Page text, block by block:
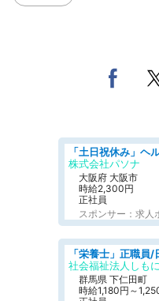
株式会社パソナ
大阪府 大阪市
時給2,300円
正社員
スポンサー：求人
群馬県 下仁田町
時給1,180円～